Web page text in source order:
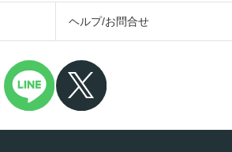
ヘルプ/お問合せ